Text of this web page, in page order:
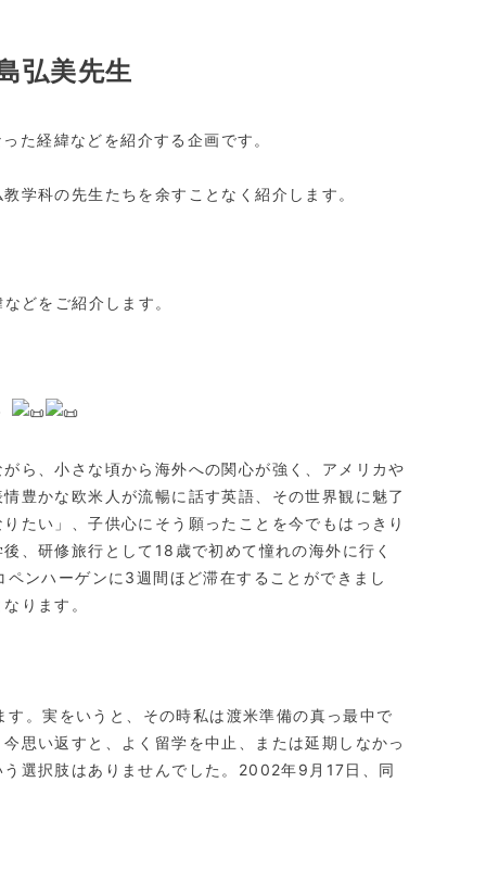
弘美先生
た経緯などを紹介する企画です。
学科の先生たちを余すことなく紹介します。
どをご紹介します。
ら、小さな頃から海外への関心が強く、アメリカや
豊かな欧米人が流暢に話す英語、その世界観に魅了
たい」、子供心にそう願ったことを今でもはっきり
、研修旅行として18歳で初めて憧れの海外に行く
ンハーゲンに3週間ほど滞在することができまし
ります。
。実をいうと、その時私は渡米準備の真っ最中で
思い返すと、よく留学を中止、または延期しなかっ
選択肢はありませんでした。2002年9月17日、同